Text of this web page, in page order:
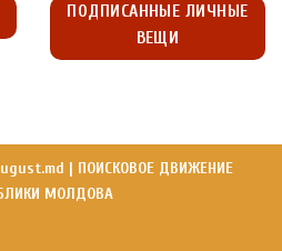
ПОДПИСАННЫЕ ЛИЧНЫЕ
ВЕЩИ
| ПОИСКОВОЕ ДВИЖЕНИЕ
МОЛДОВА